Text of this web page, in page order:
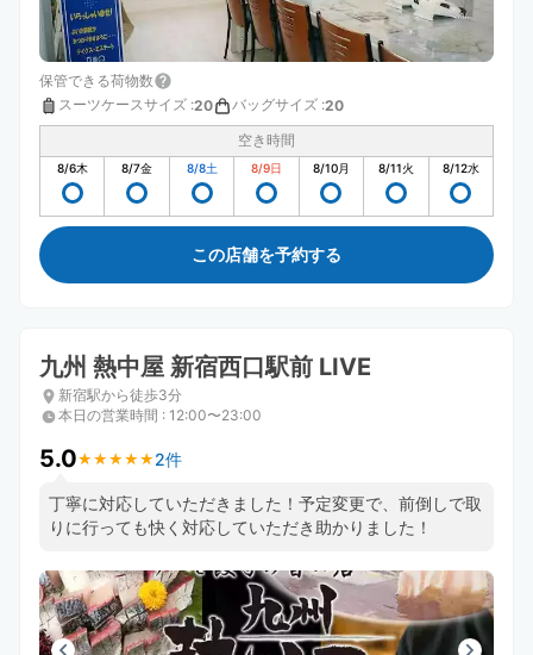
保管できる荷物数
スーツケースサイズ :20 バッグサイズ :20
空き時間
8/6木 8/7金 8/8土 8/9日 8/10月 8/11火 8/12水
この店舗を予約する
九州 熱中屋 新宿西口駅前 LIVE
新宿駅から徒歩3分
本日の営業時間 : 12:00〜23:00
5.0★ ★ ★ ★ ★
★ ★ ★ ★ ★ 2件
丁寧に対応していただきました！予定変更で、前倒しで取
りに行っても快く対応していただき助かりました！